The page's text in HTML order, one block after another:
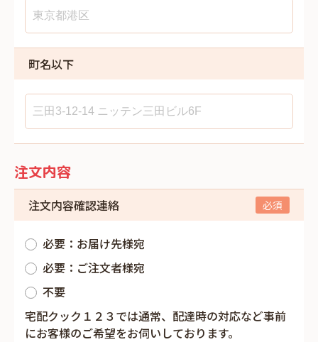
町名以下
注文内容
注文内容確認連絡
必要：お届け先様宛
必要：ご注文者様宛
不要
宅配クック１２３では通常、配達時の対応など事前
にお客様のご希望をお伺いしております。